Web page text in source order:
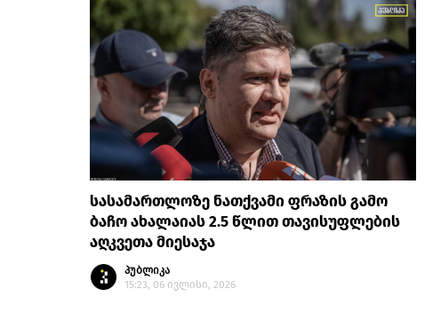
სასამართლოზე ნათქვამი ფრაზის გამო
ბაჩო ახალაიას 2.5 წლით თავისუფლების
აღკვეთა მიესაჯა
პუბლიკა
15:23, 06 ივლისი, 2026